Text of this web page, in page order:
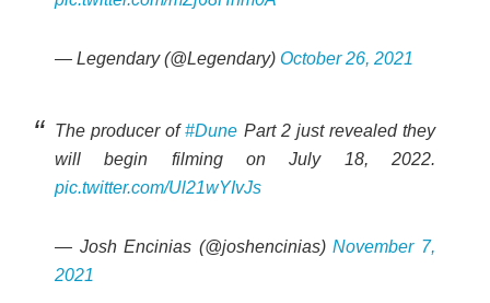
— Legendary (@Legendary) October 26, 2021
The producer of#Dune Part 2 just revealed they
will begin filming on July 18, 2022.
pic.twitter.com/Ul21wYIvJs
— Josh Encinias (@joshencinias)November 7,
2021